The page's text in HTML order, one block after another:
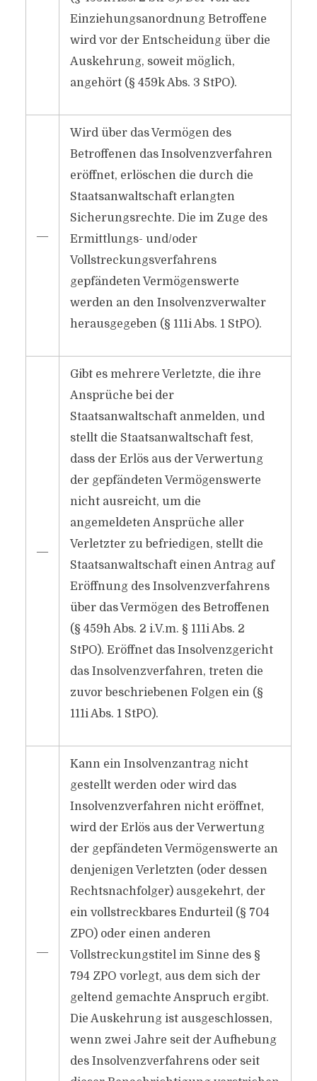
Einziehungsanordnung Betroffene
wird vor der Entscheidung über die
Auskehrung, soweit möglich,
angehört (§ 459k Abs. 3 StPO).
―
Wird über das Vermögen des
Betroffenen das Insolvenzverfahren
eröffnet, erlöschen die durch die
Staatsanwaltschaft erlangten
Sicherungsrechte. Die im Zuge des
Ermittlungs- und/oder
Vollstreckungsverfahrens
gepfändeten Vermögenswerte
werden an den Insolvenzverwalter
herausgegeben (§ 111i Abs. 1 StPO).
―
Gibt es mehrere Verletzte, die ihre
Ansprüche bei der
Staatsanwaltschaft anmelden, und
stellt die Staatsanwaltschaft fest,
dass der Erlös aus der Verwertung
der gepfändeten Vermögenswerte
nicht ausreicht, um die
angemeldeten Ansprüche aller
Verletzter zu befriedigen, stellt die
Staatsanwaltschaft einen Antrag auf
Eröffnung des Insolvenzverfahrens
über das Vermögen des Betroffenen
(§ 459h Abs. 2 i.V.m. § 111i Abs. 2
StPO). Eröffnet das Insolvenzgericht
das Insolvenzverfahren, treten die
zuvor beschriebenen Folgen ein (§
111i Abs. 1 StPO).
―
Kann ein Insolvenzantrag nicht
gestellt werden oder wird das
Insolvenzverfahren nicht eröffnet,
wird der Erlös aus der Verwertung
der gepfändeten Vermögenswerte an
denjenigen Verletzten (oder dessen
Rechtsnachfolger) ausgekehrt, der
ein vollstreckbares Endurteil (§ 704
ZPO) oder einen anderen
Vollstreckungstitel im Sinne des §
794 ZPO vorlegt, aus dem sich der
geltend gemachte Anspruch ergibt.
Die Auskehrung ist ausgeschlossen,
wenn zwei Jahre seit der Aufhebung
des Insolvenzverfahrens oder seit